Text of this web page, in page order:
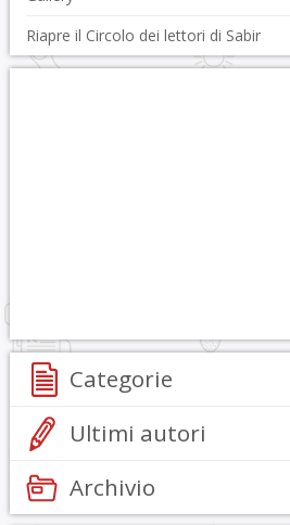
Riapre il Circolo dei lettori di Sabir
Categorie
Ultimi autori
Archivio